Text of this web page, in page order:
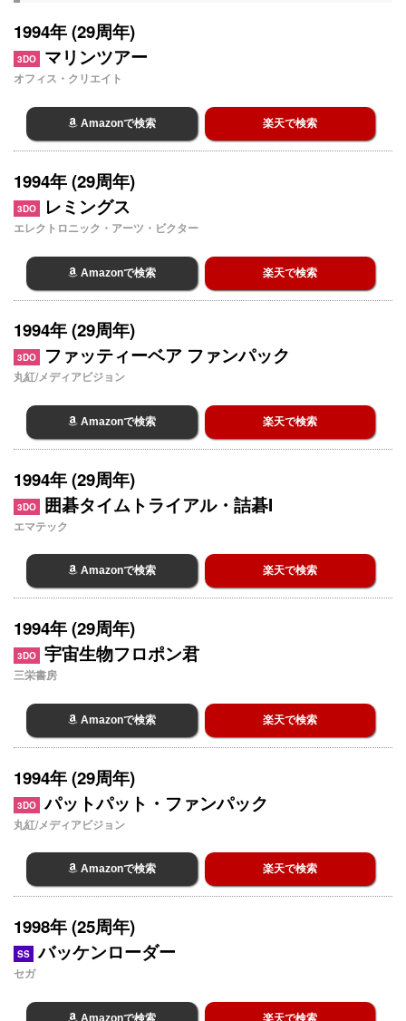
1994年 (29周年)
3DO マリンツアー
オフィス・クリエイト
Amazonで検索 楽天で検索
1994年 (29周年)
3DO レミングス
エレクトロニック・アーツ・ビクター
Amazonで検索 楽天で検索
1994年 (29周年)
3DO ファッティーベア ファンパック
丸紅/メディアビジョン
Amazonで検索 楽天で検索
1994年 (29周年)
3DO 囲碁タイムトライアル・詰碁I
エマテック
Amazonで検索 楽天で検索
1994年 (29周年)
3DO 宇宙生物フロポン君
三栄書房
Amazonで検索 楽天で検索
1994年 (29周年)
3DO パットパット・ファンパック
丸紅/メディアビジョン
Amazonで検索 楽天で検索
1998年 (25周年)
SS バッケンローダー
セガ
Amazonで検索 楽天で検索